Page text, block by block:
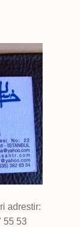
adrestir:
55 53